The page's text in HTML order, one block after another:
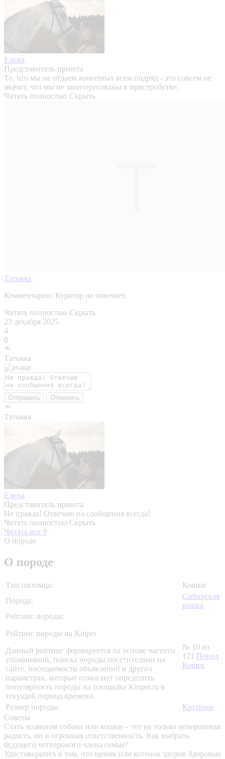
Елена
Представитель приюта
То, что мы не отдаем животных всем подряд - это совсем не
значит, что мы не заинтересованы в пристройстве.
Читать полностью Скрыть
Татьяна
Комментарии: Куратор не отвечает.
Читать полностью Скрыть
23 декабря 2025
4
0
Татьяна
Отправить Отменить
Татьяна
Елена
Представитель приюта
Не правда! Отвечаю на сообщения всегда!
Читать полностью Скрыть
Читать все 9
О породе
О породе
Тип питомца:
Кошки
Порода:
Сибирская
кошка
Рейтинг породы:
Рейтинг породы на Kinpet
Данный рейтинг формируется на основе частоты
упоминаний, поиска породы посетителями на
сайте, посещаемости объявлений и других
параметрах, которые помогают определить
популярность породы на площадке Kinpet.ru в
текущий период времени.
№ 10 из
121 Пород
Кошек
Размер породы:
Крупные
Советы
Стать хозяином собаки или кошки – это не только невероятная
радость, но и огромная ответственность. Как выбрать
будущего четвероного члена семьи?
Удостоверьтесь в том, что щенок или котенок здоров Здоровые